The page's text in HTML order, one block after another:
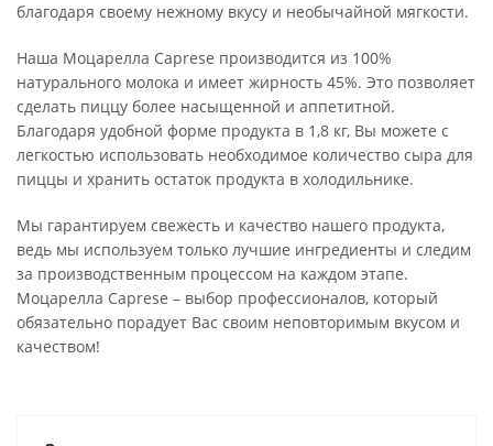
благодаря своему нежному вкусу и необычайной мягкости.
Наша Моцарелла Caprese производится из 100%
натурального молока и имеет жирность 45%. Это позволяет
сделать пиццу более насыщенной и аппетитной.
Благодаря удобной форме продукта в 1,8 кг, Вы можете с
легкостью использовать необходимое количество сыра для
пиццы и хранить остаток продукта в холодильнике.
Мы гарантируем свежесть и качество нашего продукта,
ведь мы используем только лучшие ингредиенты и следим
за производственным процессом на каждом этапе.
Моцарелла Caprese – выбор профессионалов, который
обязательно порадует Вас своим неповторимым вкусом и
качеством!